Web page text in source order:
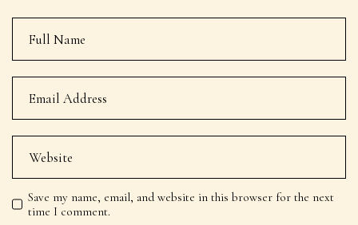
Save my name, email, and website in this browser for the next
time I comment.